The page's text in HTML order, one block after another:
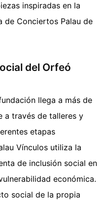
inspiradas en la
de Conciertos Palau de
del Orfeó
llega a más de
a través de talleres y
etapas
Vínculos utiliza la
de inclusión social en
económica.
social de la propia